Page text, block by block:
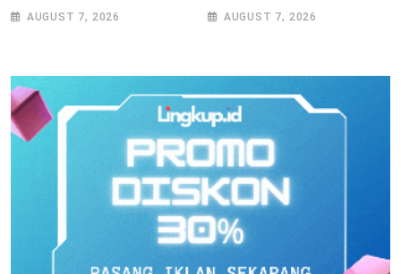
Tugas, Berharap Tak Ada
AUGUST 7, 2026
Akses Pembiayaan Petani
AUGUST 7, 2026